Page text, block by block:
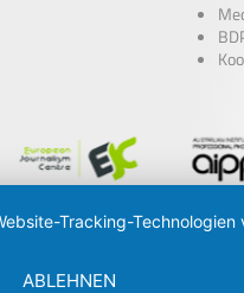
Tracking-
ABLEHNEN